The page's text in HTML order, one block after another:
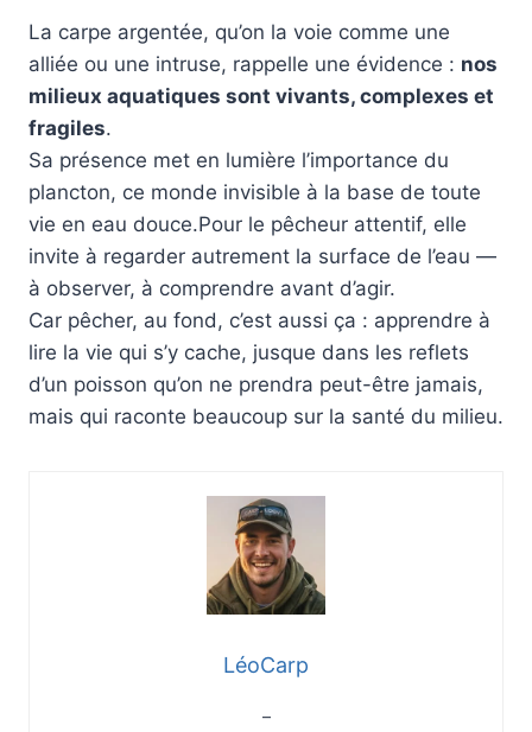
La carpe argentée, qu’on la voie comme une
alliée ou une intruse, rappelle une évidence : nos
milieux aquatiques sont vivants, complexes et
fragiles.
Sa présence met en lumière l’importance du
plancton, ce monde invisible à la base de toute
vie en eau douce.Pour le pêcheur attentif, elle
invite à regarder autrement la surface de l’eau —
à observer, à comprendre avant d’agir.
Car pêcher, au fond, c’est aussi ça : apprendre à
lire la vie qui s’y cache, jusque dans les reflets
d’un poisson qu’on ne prendra peut-être jamais,
mais qui raconte beaucoup sur la santé du milieu.
LéoCarp
–